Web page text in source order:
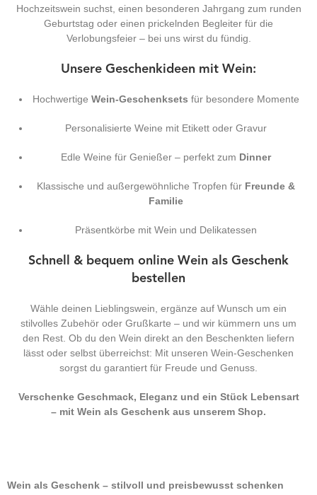
Hochzeitswein suchst, einen besonderen Jahrgang zum runden
Geburtstag oder einen prickelnden Begleiter für die
Verlobungsfeier – bei uns wirst du fündig.
Unsere Geschenkideen mit Wein:
Hochwertige Wein-Geschenksets für besondere Momente
Personalisierte Weine mit Etikett oder Gravur
Edle Weine für Genießer – perfekt zum Dinner
Klassische und außergewöhnliche Tropfen für Freunde &
Familie
Präsentkörbe mit Wein und Delikatessen
Schnell & bequem online Wein als Geschenk
bestellen
Wähle deinen Lieblingswein, ergänze auf Wunsch um ein
stilvolles Zubehör oder Grußkarte – und wir kümmern uns um
den Rest. Ob du den Wein direkt an den Beschenkten liefern
lässt oder selbst überreichst: Mit unseren Wein-Geschenken
sorgst du garantiert für Freude und Genuss.
Verschenke Geschmack, Eleganz und ein Stück Lebensart
– mit Wein als Geschenk aus unserem Shop.
Wein als Geschenk – stilvoll und preisbewusst schenken